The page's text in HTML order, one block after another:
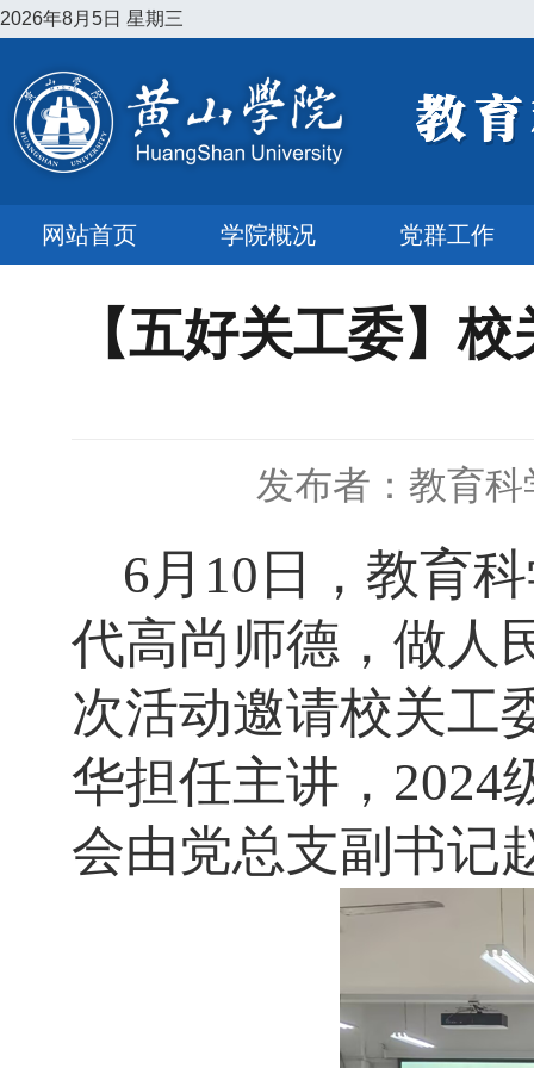
2026年8月5日 星期三
网站首页 学院概况 党群工作
【五好关工委】
发布者：教育科
6月10日，教育
代高尚师德，做人
次活动邀请校关工
华担任主讲，2024
会由党总支副书记